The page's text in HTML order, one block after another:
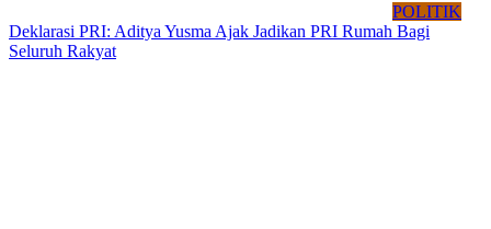
POLITIK
Deklarasi PRI: Aditya Yusma Ajak Jadikan PRI Rumah Bagi
Seluruh Rakyat